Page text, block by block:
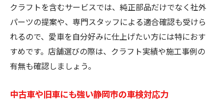
静岡市で安心のユーザー車検代行業者の探
し方
車検代行で注意すべき点と失敗しないコツ
メンテナンス重視派が注目する静岡市の車検工
場
静岡市で評判の高い車検工場の特徴を分析
クラフトを含むサービスでは、純正部品だけでなく社外
パーツの提案や、専門スタッフによる適合確認も受けら
れるので、愛車を自分好みに仕上げたい方には特におす
すめです。店舗選びの際は、クラフト実績や施工事例の
有無も確認しましょう。
中古車や旧車にも強い静岡市の車検対応力